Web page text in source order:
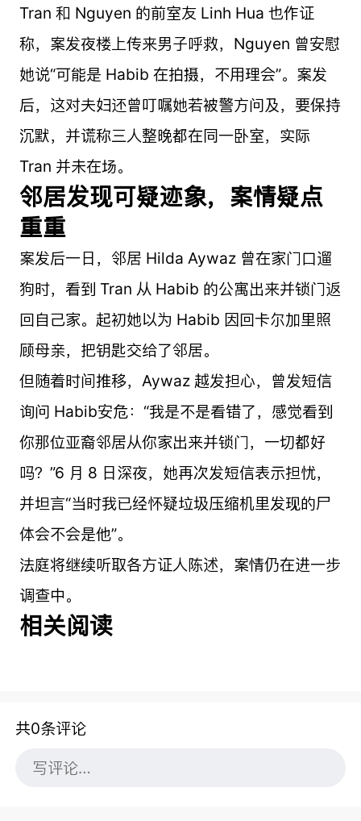
Tran 和 Nguyen 的前室友 Linh Hua 也作证
称，案发夜楼上传来男子呼救，Nguyen 曾安慰
她说“可能是 Habib 在拍摄，不用理会”。案发
后，这对夫妇还曾叮嘱她若被警方问及，要保持
沉默，并谎称三人整晚都在同一卧室，实际
Tran 并未在场。
邻居发现可疑迹象，案情疑点
重重
案发后一日，邻居 Hilda Aywaz 曾在家门口遛
狗时，看到 Tran 从 Habib 的公寓出来并锁门返
回自己家。起初她以为 Habib 因回卡尔加里照
顾母亲，把钥匙交给了邻居。
但随着时间推移，Aywaz 越发担心，曾发短信
询问 Habib安危：“我是不是看错了，感觉看到
你那位亚裔邻居从你家出来并锁门，一切都好
吗？”6 月 8 日深夜，她再次发短信表示担忧，
并坦言“当时我已经怀疑垃圾压缩机里发现的尸
体会不会是他”。
法庭将继续听取各方证人陈述，案情仍在进一步
调查中。
相关阅读
共0条评论